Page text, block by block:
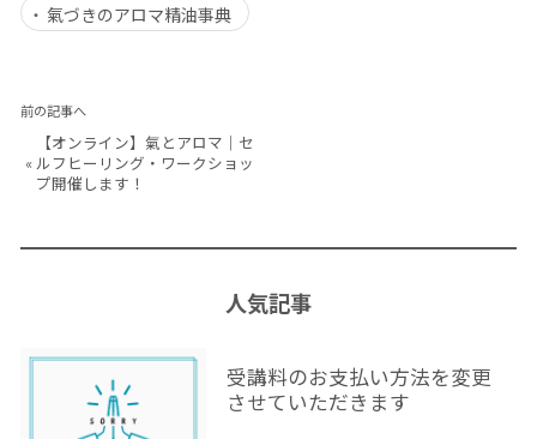
氣づきのアロマ精油事典
前の記事へ
«
【オンライン】氣とアロマ｜セ
ルフヒーリング・ワークショッ
プ開催します！
人気記事
受講料のお支払い方法を変更
させていただきます